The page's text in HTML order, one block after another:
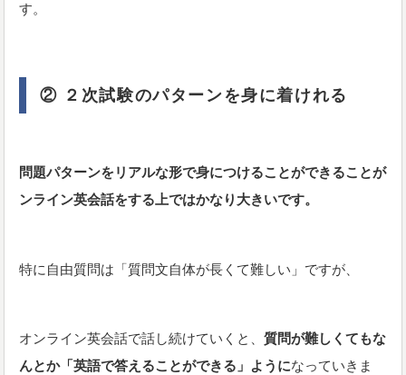
す。
② ２次試験のパターンを身に着けれる
問題パターンをリアルな形で身につけることができることが
ンライン英会話をする上ではかなり大きいです。
特に自由質問は「質問文自体が長くて難しい」ですが、
オンライン英会話で話し続けていくと、 質問が難しくてもな
んとか「英語で答えることができる」ようになっていきま